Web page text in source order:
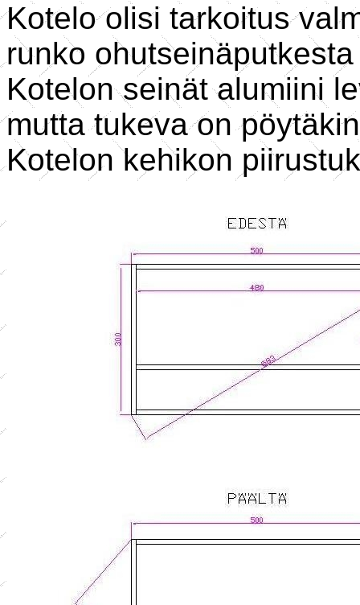
Kotelo olisi tarkoitus
runko
Kotelon seinät alumiini
mutta tukeva on
Kotelon kehikon